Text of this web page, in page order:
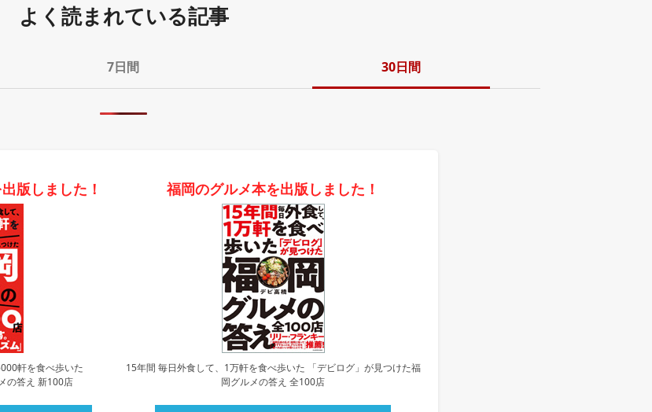
よく読まれている記事
7日間 30日間
版しました！
軒を食べ歩いた
の答え 新100店
福岡のグルメ本を出版しました！
15年間 毎日外食して、1万軒を食べ歩いた 「デビログ」が見つけた福
岡グルメの答え 全100店